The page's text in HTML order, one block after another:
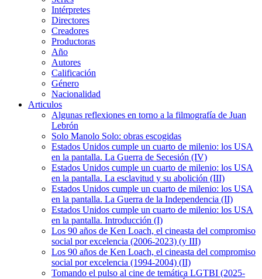
Intérpretes
Directores
Creadores
Productoras
Año
Autores
Calificación
Género
Nacionalidad
Articulos
Algunas reflexiones en torno a la filmografía de Juan
Lebrón
Solo Manolo Solo: obras escogidas
Estados Unidos cumple un cuarto de milenio: los USA
en la pantalla. La Guerra de Secesión (IV)
Estados Unidos cumple un cuarto de milenio: los USA
en la pantalla. La esclavitud y su abolición (III)
Estados Unidos cumple un cuarto de milenio: los USA
en la pantalla. La Guerra de la Independencia (II)
Estados Unidos cumple un cuarto de milenio: los USA
en la pantalla. Introducción (I)
Los 90 años de Ken Loach, el cineasta del compromiso
social por excelencia (2006-2023) (y III)
Los 90 años de Ken Loach, el cineasta del compromiso
social por excelencia (1994-2004) (II)
Tomando el pulso al cine de temática LGTBI (2025-